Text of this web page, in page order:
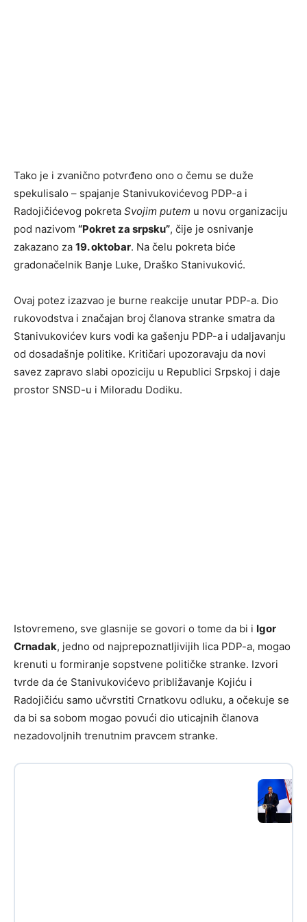
Tako je i zvanično potvrđeno ono o čemu se duže
spekulisalo – spajanje Stanivukovićevog PDP-a i
Radojičićevog pokreta Svojim putem u novu organizaciju
pod nazivom “Pokret za srpsku”, čije je osnivanje
zakazano za 19. oktobar. Na čelu pokreta biće
gradonačelnik Banje Luke, Draško Stanivuković.
Ovaj potez izazvao je burne reakcije unutar PDP-a. Dio
rukovodstva i značajan broj članova stranke smatra da
Stanivukovićev kurs vodi ka gašenju PDP-a i udaljavanju
od dosadašnje politike. Kritičari upozoravaju da novi
savez zapravo slabi opoziciju u Republici Srpskoj i daje
prostor SNSD-u i Miloradu Dodiku.
Istovremeno, sve glasnije se govori o tome da bi i Igor
Crnadak, jedno od najprepoznatljivijih lica PDP-a, mogao
krenuti u formiranje sopstvene političke stranke. Izvori
tvrde da će Stanivukovićevo približavanje Kojiću i
Radojičiću samo učvrstiti Crnatkovu odluku, a očekuje se
da bi sa sobom mogao povući dio uticajnih članova
nezadovoljnih trenutnim pravcem stranke.